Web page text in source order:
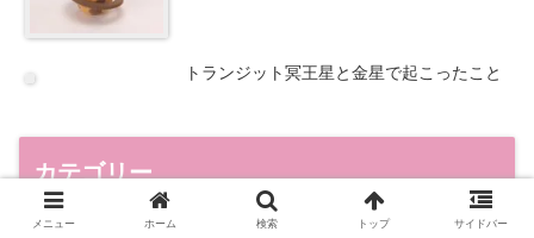
トランジット冥王星と金星で起こったこと
カテゴリー
メニュー ホーム 検索 トップ サイドバー